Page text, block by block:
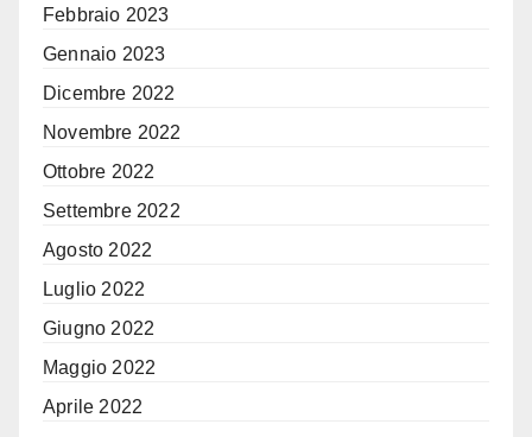
Febbraio 2023
Gennaio 2023
Dicembre 2022
Novembre 2022
Ottobre 2022
Settembre 2022
Agosto 2022
Luglio 2022
Giugno 2022
Maggio 2022
Aprile 2022